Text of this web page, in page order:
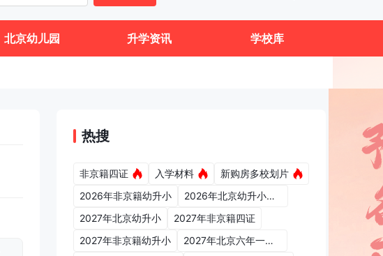
北京幼儿园 升学资讯 学校库
热搜
非京籍四证 入学材料
新购房多校划片
2026年非京籍幼升小
2026年北京幼升小入学政策
2027年北京幼升小
2027年非京籍四证
2027年非京籍幼升小
2027年北京六年一学位政策